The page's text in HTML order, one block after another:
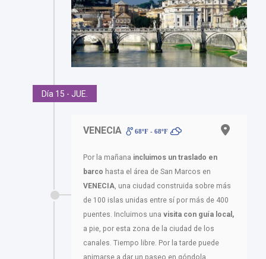
Día 15 - JUE.
VENECIA 68ºF - 68ºF
Por la mañana incluimos un traslado en
barco hasta el área de San Marcos en
VENECIA, una ciudad construida sobre más
de 100 islas unidas entre sí por más de 400
puentes. Incluimos una visita con guía local,
a pie, por esta zona de la ciudad de los
canales. Tiempo libre. Por la tarde puede
animarse a dar un paseo en góndola.